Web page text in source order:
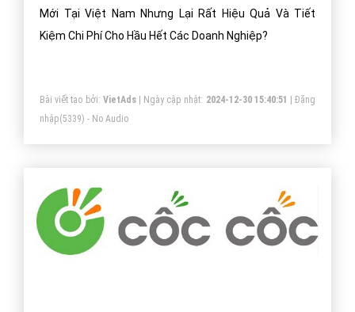
Mới Tại Việt Nam Nhưng Lại Rất Hiệu Quả Và Tiết
Kiệm Chi Phí Cho Hầu Hết Các Doanh Nghiệp?
Bài viết tạo bởi: VietAds| Ngày cập nhật: 2024-12-30 15:40:51 |Đăng
nhập(5339) - No Audio